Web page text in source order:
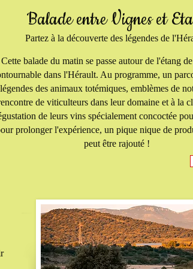
Cette balade du matin se passe autour de l'étang
dans l'Hérault. Au programme, un
des animaux totémiques, emblèmes de
de viticulteurs dans leur domaine et à la
de leurs vins spécialement concoctée
prolonger l'expérience, un pique nique de
peut être rajouté !
Partez à la découverte des légendes de
Balade entre Vignes et